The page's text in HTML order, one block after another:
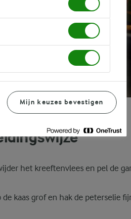
het kreeftenvlees en pel de
de kaas grof en hak de peterselie
Mijn keuzes bevestigen